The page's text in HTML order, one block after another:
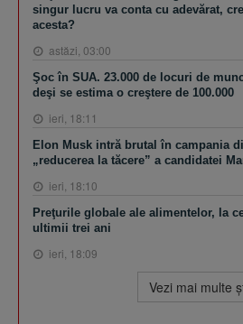
singur lucru va conta cu adevărat,
acesta?
astăzi, 03:00
Şoc în SUA. 23.000 de locuri de
deşi se estima o creştere de 100.000
ieri, 18:11
Elon Musk intră brutal în campania
„reducerea la tăcere” a candidatei
ieri, 18:10
Preţurile globale ale alimentelor, la
ultimii trei ani
ieri, 18:09
Vezi mai multe